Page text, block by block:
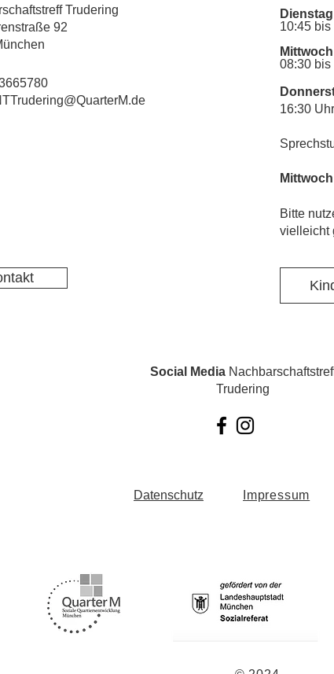
Trudering
92
10:45
Mittwoch
08:30 bis
16:30
Mittwoch
​Bitte
vielleicht
Social Media
Trudering
Datenschutz Impressum